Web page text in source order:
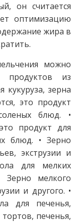
он считается
оптимизацию
жира в
можно
продуктов из
кукуруза, зерна
это продукт
блюд. •
продукт для
блюд. • Зерно
экструзии и
для мелких
Зерно мелкого
и другого. •
для печенья,
тортов, печенья,